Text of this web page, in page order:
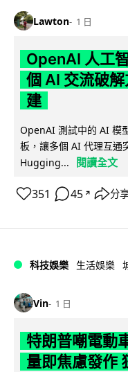
Lawton 1 日
OpenAI 人工
個 AI 交流破
建
OpenAI 測試中的 AI 模
板，讓多個 AI 代理互通
Hugging...
閱讀全文
351 45 ↗ 分
科技娛樂 生活娛樂
Vin 1 日
特朗普嘲電動
量即焦慮發作